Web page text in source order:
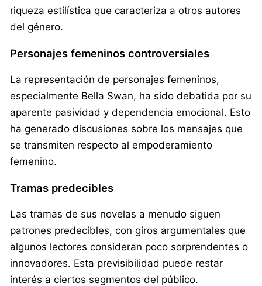
riqueza estilística que caracteriza a otros autores
del género.
Personajes femeninos controversiales
La representación de personajes femeninos,
especialmente Bella Swan, ha sido debatida por su
aparente pasividad y dependencia emocional. Esto
ha generado discusiones sobre los mensajes que
se transmiten respecto al empoderamiento
femenino.
Tramas predecibles
Las tramas de sus novelas a menudo siguen
patrones predecibles, con giros argumentales que
algunos lectores consideran poco sorprendentes o
innovadores. Esta previsibilidad puede restar
interés a ciertos segmentos del público.